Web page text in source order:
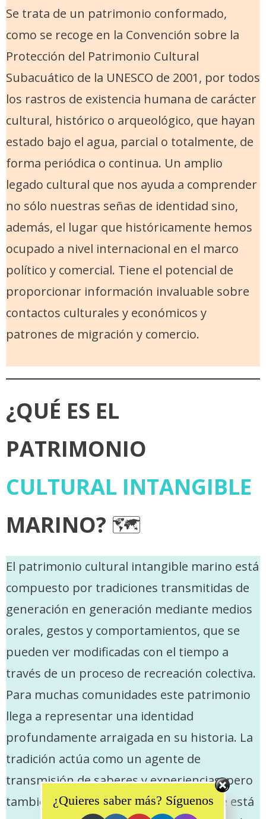
Se trata de un patrimonio conformado,
como se recoge en la Convención sobre la
Protección del Patrimonio Cultural
Subacuático de la UNESCO de 2001, por todos
los rastros de existencia humana de carácter
cultural, histórico o arqueológico, que hayan
estado bajo el agua, parcial o totalmente, de
forma periódica o continua. Un amplio
legado cultural que nos ayuda a comprender
no sólo nuestras señas de identidad sino,
además, el lugar que históricamente hemos
ocupado a nivel internacional en el marco
político y comercial. Tiene el potencial de
proporcionar información invaluable sobre
contactos culturales y económicos y
patrones de migración y comercio.
¿QUÉ ES EL
PATRIMONIO
CULTURAL INTANGIBLE
MARINO? 🗺
El patrimonio cultural intangible marino está
compuesto por tradiciones transmitidas de
generación en generación mediante medios
orales, gestos y comportamientos, que se
pueden ver modificadas con el tiempo a
través de un proceso de recreación colectiva.
Para muchas comunidades este patrimonio
llega a representar una identidad
profundamente arraigada en su historia. La
tradición actúa como un agente de
transmisión de saberes y experiencias, pero
también es un factor de cambio, ya que está
¿Quieres saber más? Síguenos
Set Youtube Channel ID